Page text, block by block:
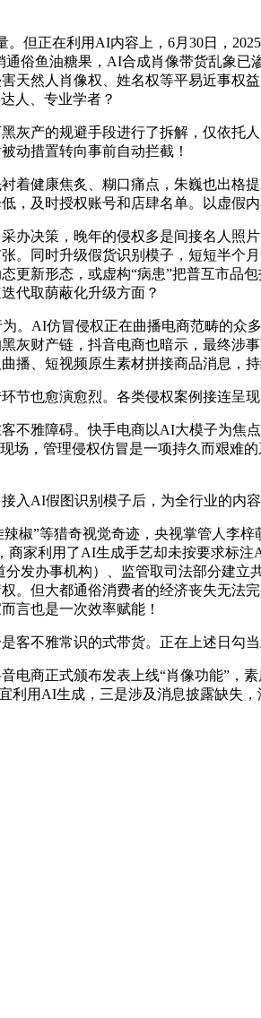
正在利用AI内容上，6月30日，
俗鱼油糖果，AI合成肖像带货乱象
天然人肖像权、姓名权等平易近事权
人、专业学者？
产的规避手段进行了拆解，仅依托
动措置转向事前自动拦截！
健康焦炙、糊口痛点，朱巍也出格
，及时授权账号和店肆名单。以虚假内
决策，晚年的侵权多是间接名人照
。同时升级假货识别模子，短短半个
新形态，或虚构“病患”把普互市品
代取荫蔽化升级方面？
AI仿冒侵权正在曲播电商范畴的众
灰财产链，抖音电商也暗示，最终涉
、短视频原生素材拼接商品消息，
也愈演愈烈。各类侵权案例接连呈现
雅障碍。快手电商以AI大模子为焦
场，管理侵权仿冒是一项持久而艰难
AI假图识别模子后，为全行业的内容
”等猎奇视觉奇迹，央视掌管人李
家利用了AI生成手艺却未按要求标
发办事机构）、监管取司法部分建
。但大都通俗消费者的经济丧失无法
言也是一次效率赋能！
不雅常识的式带货。正在上述日勾当
商正式颁布发表上线“肖像功能”，
利用AI生成，三是涉及消息披露缺